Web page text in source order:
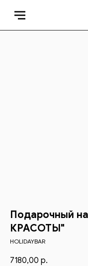
Подарочный
КРАСОТЫ"
HOLIDAYBAR
7180,00 р.